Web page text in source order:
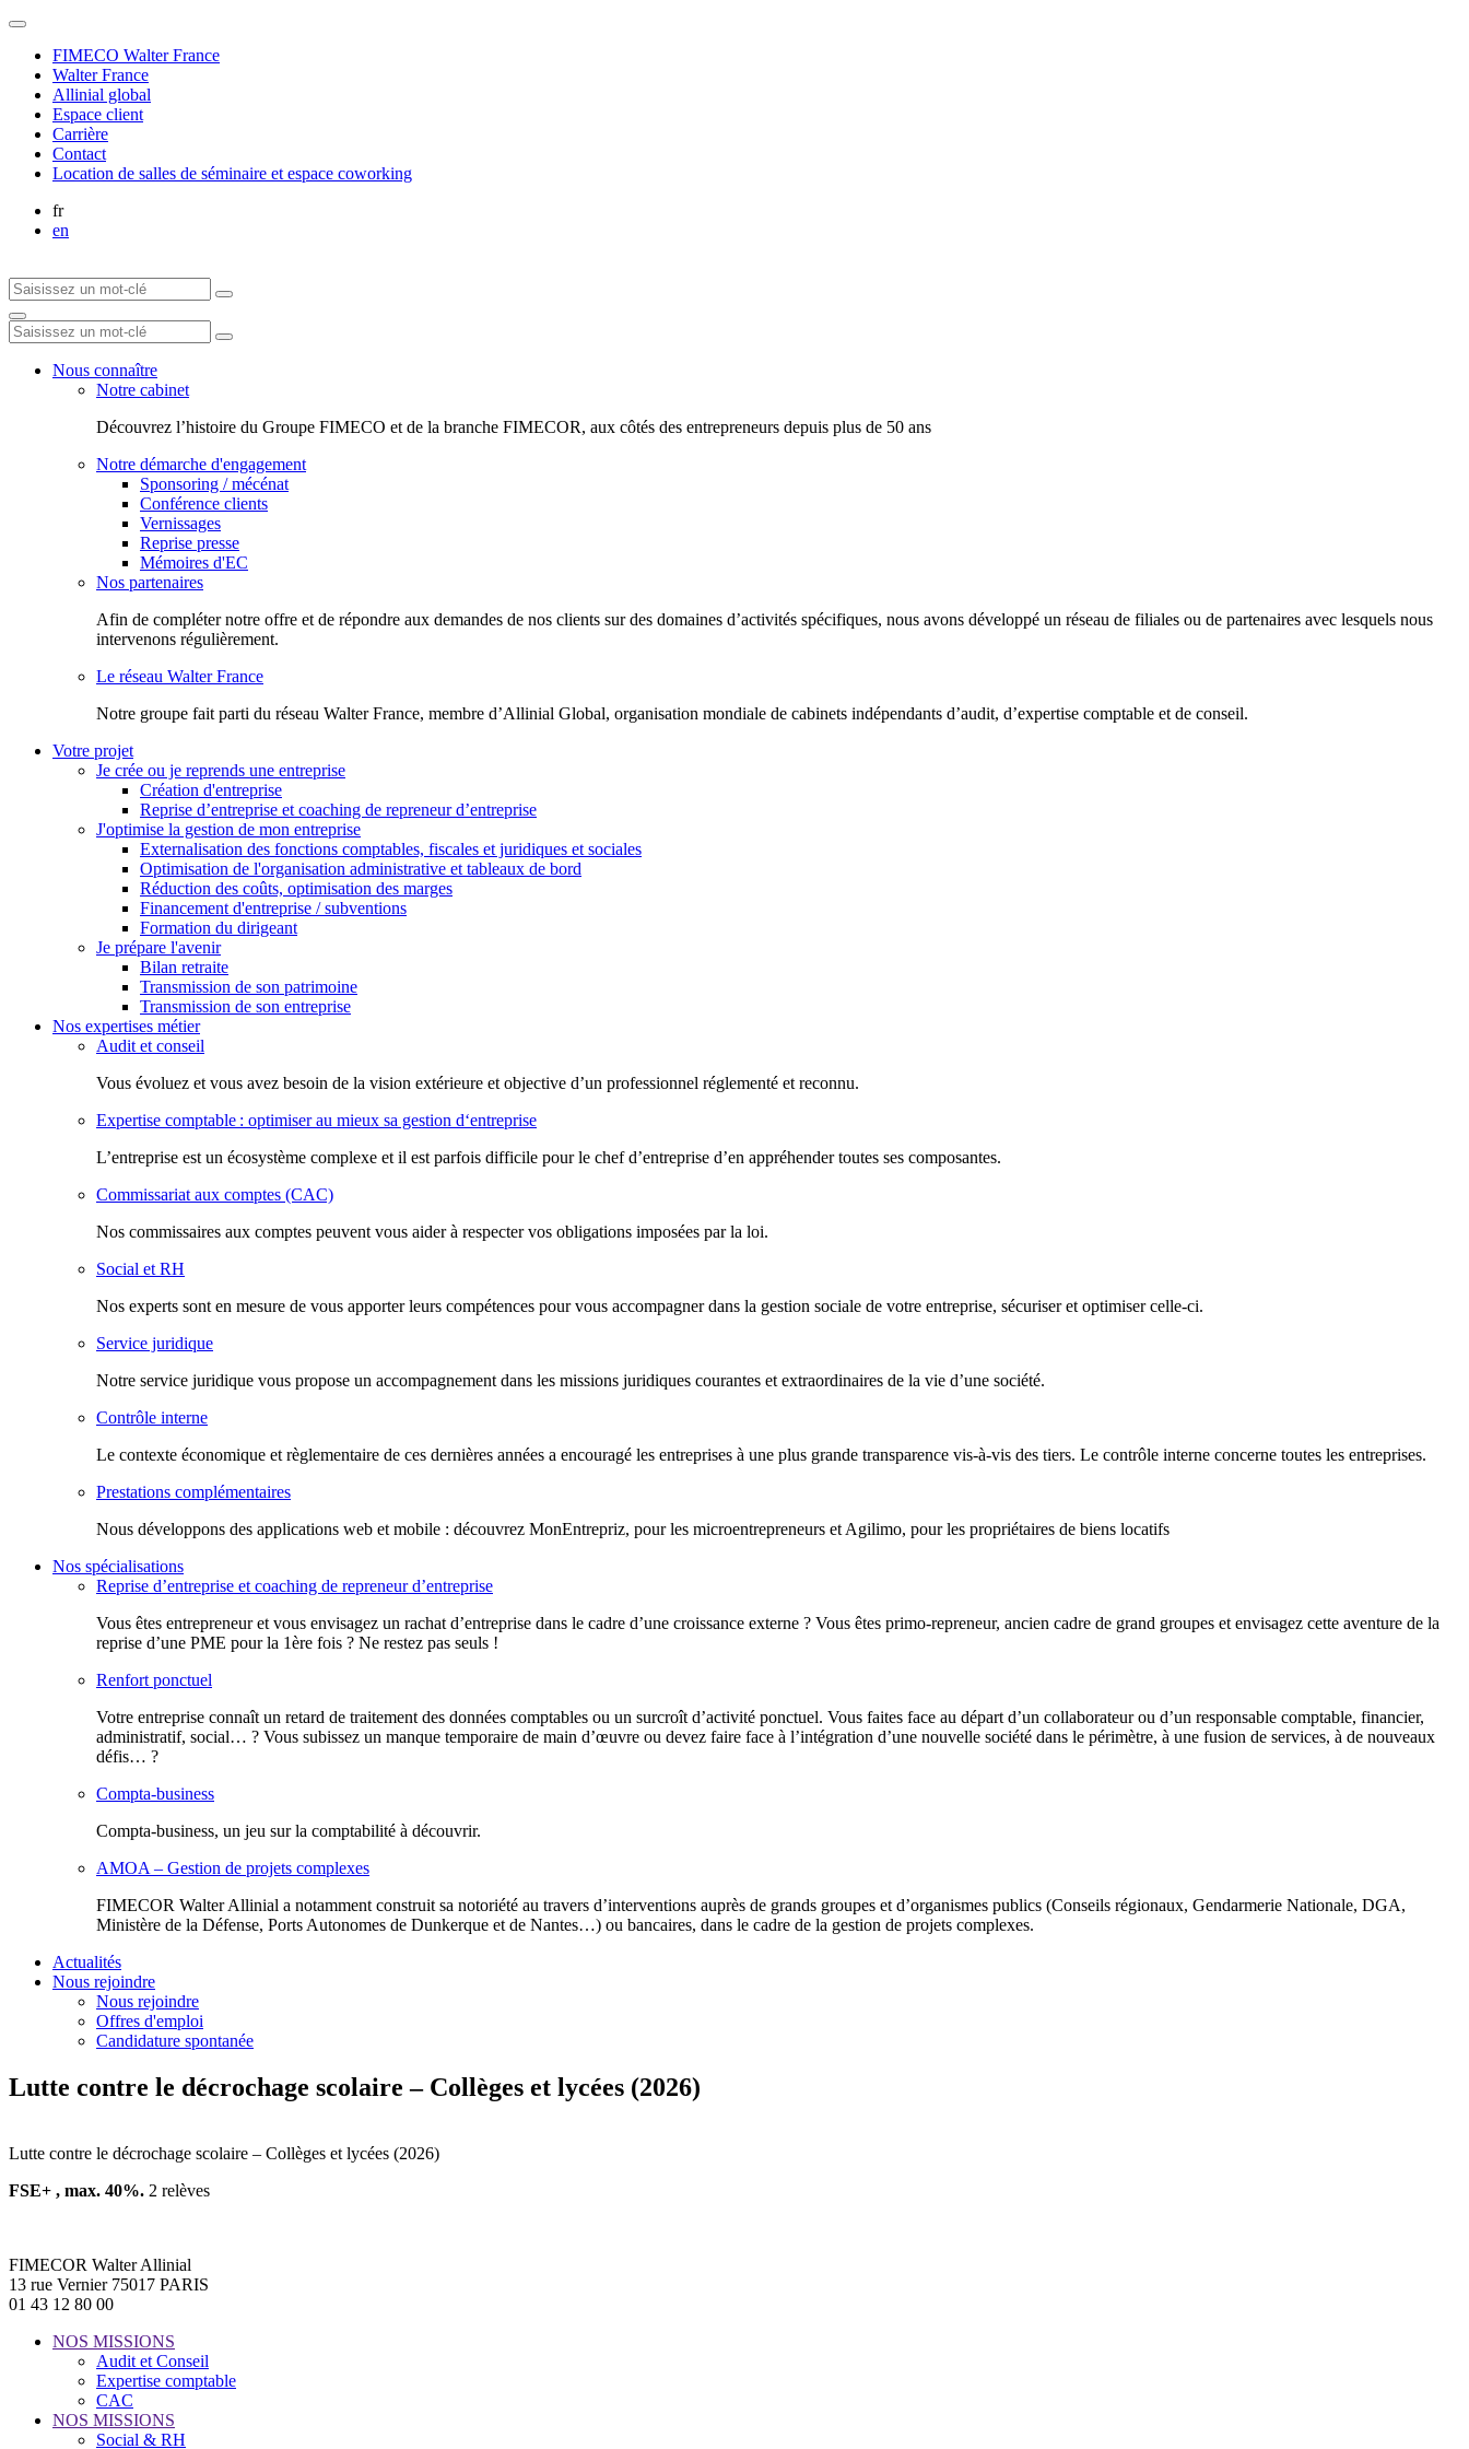
FIMECO Walter France
Walter France
Allinial global
Espace client
Carrière
Contact
Location de salles de séminaire et espace coworking
fr
en
Nous connaître
Notre cabinet
Découvrez l’histoire du Groupe FIMECO et de la branche FIMECOR, aux côtés des entrepreneurs depuis plus de 50 ans
Notre démarche d'engagement
Sponsoring / mécénat
Conférence clients
Vernissages
Reprise presse
Mémoires d'EC
Nos partenaires
Afin de compléter notre offre et de répondre aux demandes de nos clients sur des domaines d’activités spécifiques, nous avons développé un réseau de filiales ou de partenaires avec lesquels nous
intervenons régulièrement.
Le réseau Walter France
Notr​e groupe fait parti du réseau Walter France, membre d’Allinial Global, organisation mondiale de cabinets indépendants d’audit, d’expertise comptable et de conseil.
Votre projet
Je crée ou je reprends une entreprise
Création d'entreprise
Reprise d’entreprise et coaching de repreneur d’entreprise
J'optimise la gestion de mon entreprise
Externalisation des fonctions comptables, fiscales et juridiques et sociales
Optimisation de l'organisation administrative et tableaux de bord
Réduction des coûts, optimisation des marges
Financement d'entreprise / subventions
Formation du dirigeant
Je prépare l'avenir
Bilan retraite
Transmission de son patrimoine
Transmission de son entreprise
Nos expertises métier
Audit et conseil
Vous évoluez et vous avez besoin de la vision extérieure et objective d’un professionnel réglementé et reconnu.
Expertise comptable : optimiser au mieux sa gestion d‘entreprise
L’entreprise est un écosystème complexe et il est parfois difficile pour le chef d’entreprise d’en appréhender toutes ses composantes.
Commissariat aux comptes (CAC)
Nos commissaires aux comptes peuvent vous aider à respecter vos obligations imposées par la loi.
Social et RH
Nos experts sont en mesure de vous apporter leurs compétences pour vous accompagner dans la gestion sociale de votre entreprise, sécuriser et optimiser celle-ci.
Service juridique
Notre service juridique vous propose un accompagnement dans les missions juridiques courantes et extraordinaires de la vie d’une société.
Contrôle interne
Le contexte économique et règlementaire de ces dernières années a encouragé les entreprises à une plus grande transparence vis-à-vis des tiers. Le contrôle interne concerne toutes les entreprises.
Prestations complémentaires
Nous développons des applications web et mobile : découvrez MonEntrepriz, pour les microentrepreneurs et Agilimo, pour les propriétaires de biens locatifs
Nos spécialisations
Reprise d’entreprise et coaching de repreneur d’entreprise
Vous êtes entrepreneur et vous envisagez un rachat d’entreprise dans le cadre d’une croissance externe ? Vous êtes primo-repreneur, ancien cadre de grand groupes et envisagez cette aventure de la
reprise d’une PME pour la 1ère fois ? Ne restez pas seuls !
Renfort ponctuel
Votre entreprise connaît un retard de traitement des données comptables ou un surcroît d’activité ponctuel. Vous faites face au départ d’un collaborateur ou d’un responsable comptable, financier,
administratif, social… ? Vous subissez un manque temporaire de main d’œuvre ou devez faire face à l’intégration d’une nouvelle société dans le périmètre, à une fusion de services, à de nouveaux
défis… ?
Compta-business
Compta-business, un jeu sur la comptabilité à découvrir.
AMOA – Gestion de projets complexes
FIMECOR Walter Allinial a notamment construit sa notoriété au travers d’interventions auprès de grands groupes et d’organismes publics (Conseils régionaux, Gendarmerie Nationale, DGA,
Ministère de la Défense, Ports Autonomes de Dunkerque et de Nantes…) ou bancaires, dans le cadre de la gestion de projets complexes.
Actualités
Nous rejoindre
Nous rejoindre
Offres d'emploi
Candidature spontanée
Lutte contre le décrochage scolaire – Collèges et lycées (2026)
Lutte contre le décrochage scolaire – Collèges et lycées (2026)
FSE+ , max. 40%. 2 relèves
FIMECOR Walter Allinial
13 rue Vernier 75017 PARIS
01 43 12 80 00
NOS MISSIONS
Audit et Conseil
Expertise comptable
CAC
NOS MISSIONS
Social & RH